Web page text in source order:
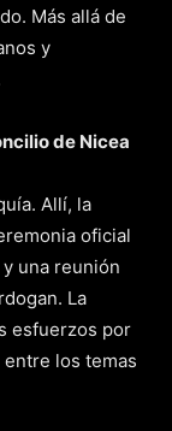
Más allá de
y
de Nicea
Allí, la
oficial
una reunión
La
esfuerzos por
los temas